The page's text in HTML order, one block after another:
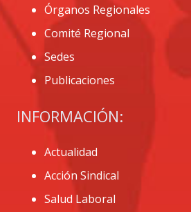
Órganos Regionales
Comité Regional
Sedes
Publicaciones
INFORMACIÓN:
Actualidad
Acción Sindical
Salud Laboral